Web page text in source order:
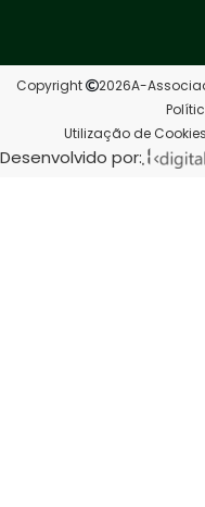
Copyright 2026A-
Utilização de
Desenvolvido por: